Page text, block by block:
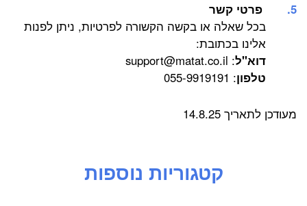
פרטי קשר
בכל שאלה או בקשה הקשורה לפרטיות, ניתן לפנות
אלינו בכתובת:
דוא"ל:
support@matat.co.il
טלפון: 055-9919191
מעודכן לתאריך 14.8.25
קטגוריות נוספות